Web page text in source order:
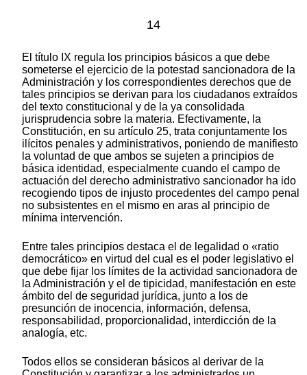
14
El título IX regula los principios básicos a que debe
someterse el ejercicio de la potestad sancionadora de la
Administración y los correspondientes derechos que de
tales principios se derivan para los ciudadanos extraídos
del texto constitucional y de la ya consolidada
jurisprudencia sobre la materia. Efectivamente, la
Constitución, en su artículo 25, trata conjuntamente los
ilícitos penales y administrativos, poniendo de manifiesto
la voluntad de que ambos se sujeten a principios de
básica identidad, especialmente cuando el campo de
actuación del derecho administrativo sancionador ha ido
recogiendo tipos de injusto procedentes del campo penal
no subsistentes en el mismo en aras al principio de
mínima intervención.
Entre tales principios destaca el de legalidad o «ratio
democrático» en virtud del cual es el poder legislativo el
que debe fijar los límites de la actividad sancionadora de
la Administración y el de tipicidad, manifestación en este
ámbito del de seguridad jurídica, junto a los de
presunción de inocencia, información, defensa,
responsabilidad, proporcionalidad, interdicción de la
analogía, etc.
Todos ellos se consideran básicos al derivar de la